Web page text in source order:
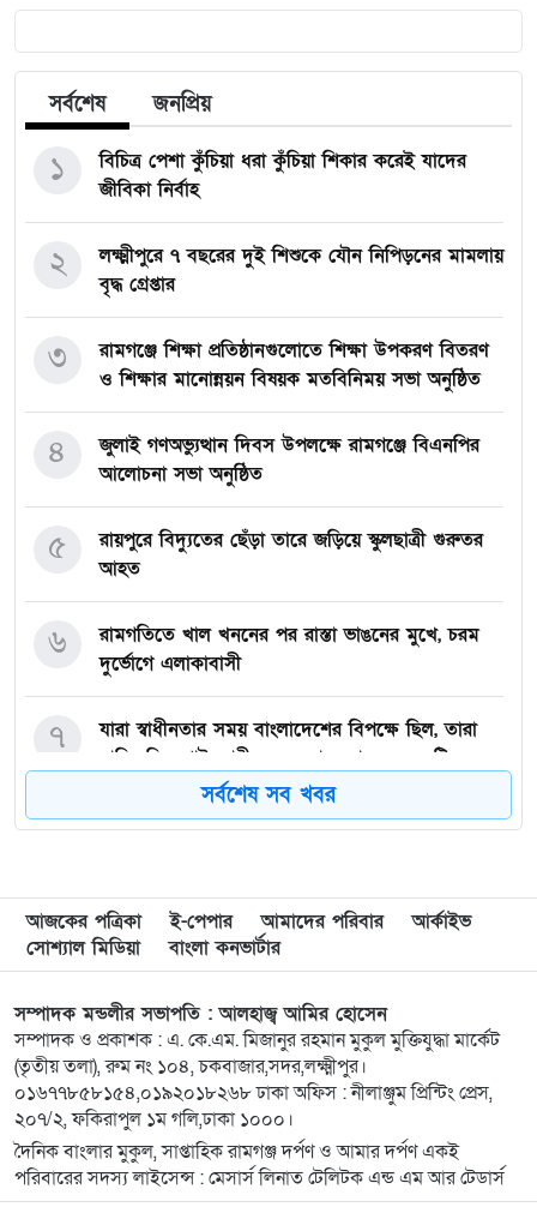
সর্বশেষ জনপ্রিয়
বিচিত্র পেশা কুঁচিয়া ধরা কুঁচিয়া শিকার করেই যাদের
জীবিকা নির্বাহ
১
লক্ষ্মীপুরে ৭ বছরের দুই শিশুকে যৌন নিপিড়নের মামলায়
বৃদ্ধ গ্রেপ্তার
২
রামগঞ্জে শিক্ষা প্রতিষ্ঠানগুলোতে শিক্ষা উপকরণ বিতরণ
ও শিক্ষার মানোন্নয়ন বিষয়ক মতবিনিময় সভা অনুষ্ঠিত
৩
জুলাই গণঅভ্যুত্থান দিবস উপলক্ষে রামগঞ্জে বিএনপির
আলোচনা সভা অনুষ্ঠিত
৪
রায়পুরে বিদ্যুতের ছেঁড়া তারে জড়িয়ে স্কুলছাত্রী গুরুতর
আহত
৫
রামগতিতে খাল খননের পর রাস্তা ভাঙনের মুখে, চরম
দুর্ভোগে এলাকাবাসী
৬
যারা স্বাধীনতার সময় বাংলাদেশের বিপক্ষে ছিল, তারা
নাসিরুদ্দিন পাটওয়ারীদের মতো বেয়াদবদের সৃষ্টি
করেছে: পানিসম্পদমন্ত্রী
৭
রামগঞ্জে বিএনপি নেতার মাদক সেবনের ভিডিও
ভাইরাল, দল থেকে অব্যাহতি
৯
লক্ষ্মীপুরে বেসরকারি হাসপাতাল ও ডায়াগনস্টিক সেন্টারে
অভিযান, দুই প্রতিষ্ঠানে জরিমানা
১০
একদল নিয়ে যায়, আরেকদল নিয়ে আসে মেঘনার চরে
চোর-ডাকাতের তান্ডব, দিশেহারা গরু-মহিষ মালিকরা!
১১
সর্বশেষ সব খবর
আজকের পত্রিকা ই-পেপার আমাদের পরিবার
আর্কাইভ
সোশ্যাল মিডিয়া
বাংলা কনভার্টার
সম্পাদক মন্ডলীর সভাপতি : আলহাজ্ব আমির হোসেন
সম্পাদক ও প্রকাশক : এ. কে.এম. মিজানুর রহমান মুকুল মুক্তিযুদ্ধা মার্কেট
(তৃতীয় তলা), রুম নং ১০৪, চকবাজার,সদর,লক্ষ্মীপুর।
০১৬৭৭৮৫৮১৫৪,০১৯২০১৮২৬৮ ঢাকা অফিস : নীলাঞ্জুম প্রিন্টিং প্রেস,
২০৭/২, ফকিরাপুল ১ম গলি,ঢাকা ১০০০।
দৈনিক বাংলার মুকুল, সাপ্তাহিক রামগঞ্জ দর্পণ ও আমার দর্পণ একই
পরিবারের সদস্য লাইসেন্স : মেসার্স লিনাত টেলিটক এন্ড এম আর টেডার্স